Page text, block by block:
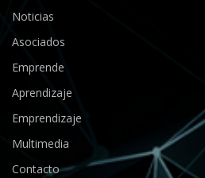
Noticias
Asociados
Emprende
Aprendizaje
Emprendizaje
Multimedia
Contacto